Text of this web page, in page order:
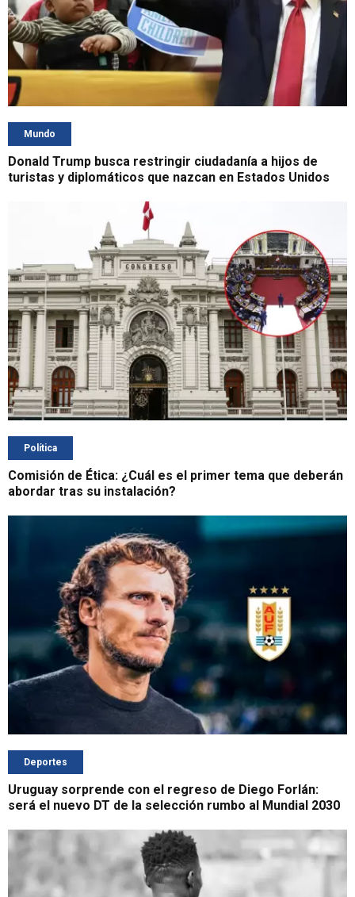
Mundo
Donald Trump busca restringir ciudadanía a hijos de
turistas y diplomáticos que nazcan en Estados Unidos
Política
Comisión de Ética: ¿Cuál es el primer tema que deberán
abordar tras su instalación?
Deportes
Uruguay sorprende con el regreso de Diego Forlán:
será el nuevo DT de la selección rumbo al Mundial 2030